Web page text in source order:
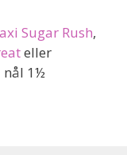
Sugar Rush,
eller
nål 1½